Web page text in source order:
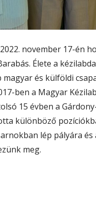
november 17-én
Élete a
és külföldi
ben a Magyar
15 évben a
különböző
lép pályára és
meg.